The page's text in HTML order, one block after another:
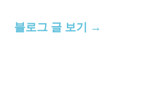
블로그 글 보기 →